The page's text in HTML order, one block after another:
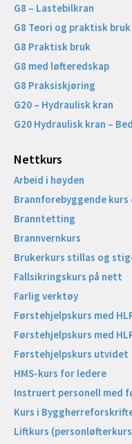
G8 – Lastebilkran
G8 Teori og praktisk bruk
G8 Praktisk bruk
G8 med løfteredskap
G8 Praksiskjøring
G20 – Hydraulisk kran
G20 Hydraulisk kran –
Nettkurs
Arbeid i høyden
Brannforebyggende kurs
Branntetting
Brannvernkurs
Brukerkurs stillas og
Fallsikringskurs på nett
Farlig verktøy
Førstehjelpskurs med
Førstehjelpskurs med
Førstehjelpskurs utvidet
HMS-kurs for ledere
Instruert personell med
Kurs i
Liftkurs